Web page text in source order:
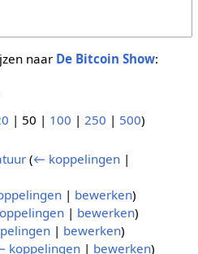
naar De Bitcoin Show:
| 50 | 100 | 250 | 500)
(← koppelingen |
| bewerken)
| bewerken)
| bewerken)
koppelingen | bewerken)